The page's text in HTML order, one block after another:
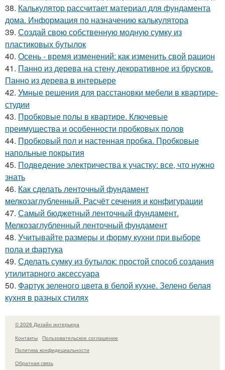
38. Калькулятор рассчитает материал для фундамента
дома. Информация по назначению калькулятора
39. Создай свою собственную модную сумку из
пластиковых бутылок
40. Осень - время изменений: как изменить свой рацион
41. Панно из дерева на стену декоративное из брусков.
Панно из дерева в интерьере
42. Умные решения для расстановки мебели в квартире-
студии
43. Пробковые полы в квартире. Ключевые
преимущества и особенности пробковых полов
44. Пробковый пол и настенная пробка. Пробковые
напольные покрытия
45. Подведение электричества к участку: все, что нужно
знать
46. Как сделать ленточный фундамент
мелкозаглубленный. Расчёт сечения и конфигурации
47. Самый бюджетный ленточный фундамент.
Мелкозаглубленный ленточный фундамент
48. Учитывайте размеры и форму кухни при выборе
пола и фартука
49. Сделать сумку из бутылок: простой способ создания
утилитарного аксессуара
50. Фартук зеленого цвета в белой кухне. Зелено белая
кухня в разных стилях
© 2026 Дизайн интерьера
Контакты
Пользовательское соглашение
Политика конфидециальности
Обратная связь